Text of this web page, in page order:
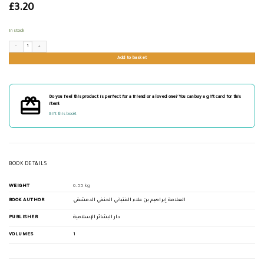
£3.20
In stock
Add to basket
Do you feel this product is perfect for a friend or a loved one? You can buy a gift card for this
item!
Gift this book!
BOOK DETAILS
WEIGHT 0.55 kg
BOOK AUTHOR العلامة إبراهيم بن علاء الفتياني الحنفي الدمشقي
PUBLISHER دار البشائر الإسلامية
VOLUMES 1